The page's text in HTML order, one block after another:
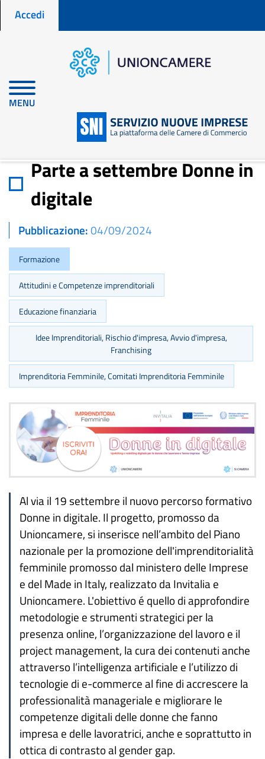
Menu profilo utente
Accedi
MENU
Home
Parte a settembre Donne in digitale
Parte a settembre Donne in
digitale
Pubblicazione 04/09/2024
Formazione
Attitudini e Competenze imprenditoriali
Educazione finanziaria
Idee Imprenditoriali, Rischio d'impresa, Avvio d'impresa,
Franchising
Imprenditoria Femminile, Comitati Imprenditoria Femminile
Al via il 19 settembre il nuovo percorso formativo
Donne in digitale. Il progetto, promosso da
Unioncamere, si inserisce nell’ambito del Piano
nazionale per la promozione dell'imprenditorialità
femminile promosso dal ministero delle Imprese
e del Made in Italy, realizzato da Invitalia e
Unioncamere. L'obiettivo é quello di approfondire
metodologie e strumenti strategici per la
presenza online, l’organizzazione del lavoro e il
project management, la cura dei contenuti anche
attraverso l’intelligenza artificiale e l’utilizzo di
tecnologie di e-commerce al fine di accrescere la
professionalità manageriale e migliorare le
competenze digitali delle donne che fanno
impresa e delle lavoratrici, anche e soprattutto in
ottica di contrasto al gender gap.